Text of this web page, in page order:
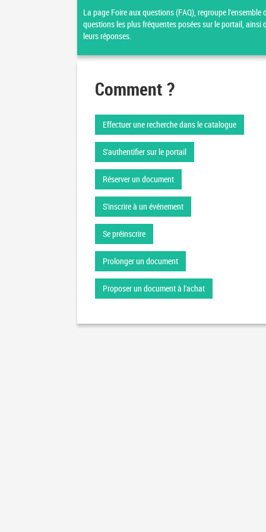
La page Foire aux questions (FAQ), regroupe l'ensemble
questions les plus fréquentes posées sur le portail, ainsi
leurs réponses.
Comment ?
Effectuer une recherche dans le catalogue
S'authentifier sur le portail
Réserver un document
S'inscrire à un événement
Se préinscrire
Prolonger un document
Proposer un document à l'achat